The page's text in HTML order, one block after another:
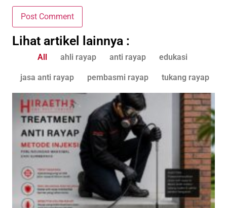
Lihat artikel lainnya :
All ahli rayap anti rayap edukasi
jasa anti rayap pembasmi rayap tukang rayap